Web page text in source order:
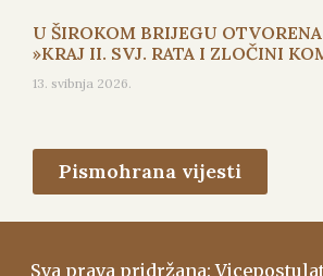
U ŠIROKOM BRIJEGU
»KRAJ II. SVJ. RATA I ZLOČINI
13. svibnja 2026.
Pismohrana vijesti
Sva prava pridržana: